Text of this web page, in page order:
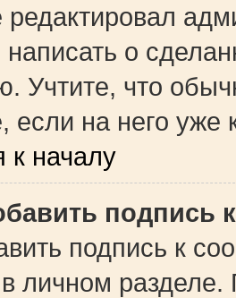
написать о
Учтите, что
на него уже
к началу
подпись
подпись к
личном